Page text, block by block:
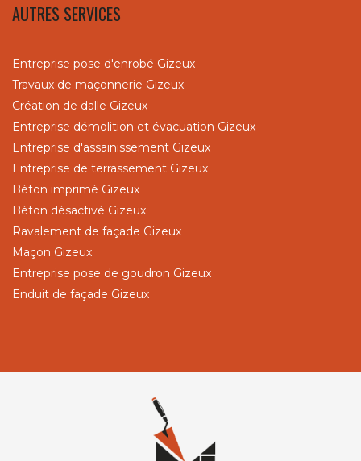
AUTRES SERVICES
Entreprise pose d'enrobé Gizeux
Travaux de maçonnerie Gizeux
Création de dalle Gizeux
Entreprise démolition et évacuation Gizeux
Entreprise d'assainissement Gizeux
Entreprise de terrassement Gizeux
Béton imprimé Gizeux
Béton désactivé Gizeux
Ravalement de façade Gizeux
Maçon Gizeux
Entreprise pose de goudron Gizeux
Enduit de façade Gizeux